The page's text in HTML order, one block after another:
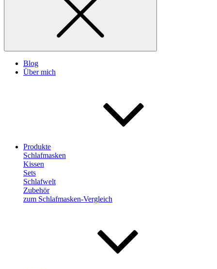
Blog
Über mich
Produkte
Schlafmasken
Kissen
Sets
Schlafwelt
Zubehör
zum Schlafmasken-Vergleich